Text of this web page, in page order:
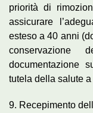
priorità di
assicurare
esteso a 40 anni
documentazione
tutela della salute
9. Recepimento